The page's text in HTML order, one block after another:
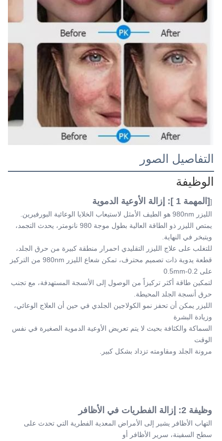
التفاصيل الصور
الوظيفة
[[المهمة 1 ]: إزالة الأوعية الدموية
الليزر 980nm هو الطيف الأمثل لاستيعاب الخلايا الوعائية البورفيرين.
ويتبخر في النهاية.
للتغلب على علاج الليزر التقليدي احمرار منطقة كبيرة من حرق الجلد،
على 0.2-0.5mm
لتمكين طاقة أكثر تركيزاً من الوصول إلى الأنسجة المستهدفة، مع تجنب
حرق أنسجة الجلد المحيطة.
وزيادة البشرة
الوقت
مرونة الجلد ومقاومته تزداد بشكل كبير.
وظيفة 2: إزالة الفطريات في الأظافر
سطح السفينة، سرير الأظافر أو